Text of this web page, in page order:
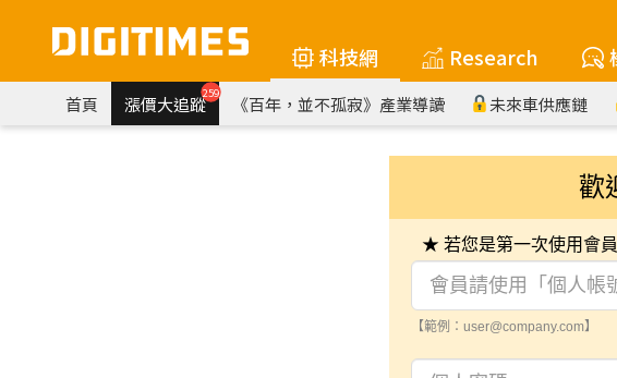
科技網 Research
首頁 漲價大追蹤259 《百年，並不孤寂》產業導讀 未來車供應鏈
歡
★ 若您是第一次使用會
【範例：user@company.com】